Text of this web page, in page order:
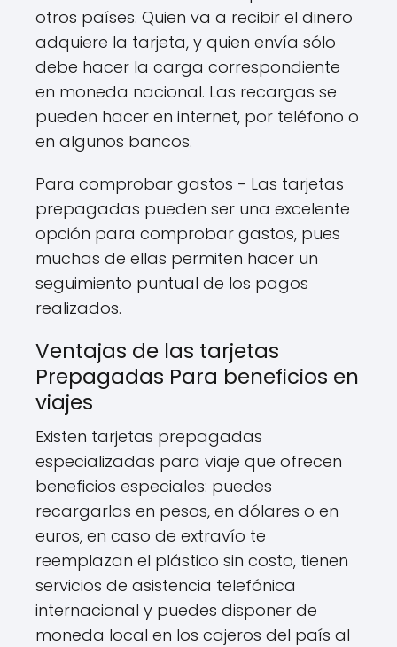
otros países. Quien va a recibir el dinero
adquiere la tarjeta, y quien envía sólo
debe hacer la carga correspondiente
en moneda nacional. Las recargas se
pueden hacer en internet, por teléfono o
en algunos bancos.
Para comprobar gastos - Las tarjetas
prepagadas pueden ser una excelente
opción para comprobar gastos, pues
muchas de ellas permiten hacer un
seguimiento puntual de los pagos
realizados.
Ventajas de las tarjetas
Prepagadas Para beneficios en
viajes
Existen tarjetas prepagadas
especializadas para viaje que ofrecen
beneficios especiales: puedes
recargarlas en pesos, en dólares o en
euros, en caso de extravío te
reemplazan el plástico sin costo, tienen
servicios de asistencia telefónica
internacional y puedes disponer de
moneda local en los cajeros del país al